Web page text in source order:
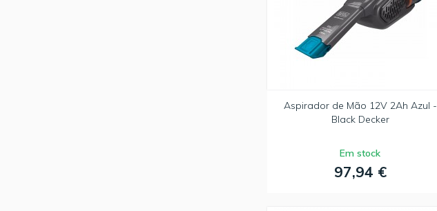
Aspirador de Mão 12V 2Ah Azul -
Black Decker
Em stock
97,94 €